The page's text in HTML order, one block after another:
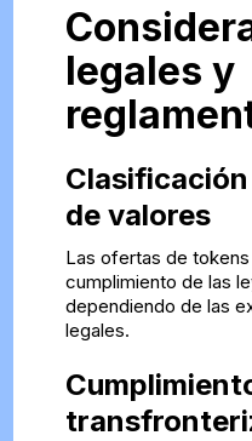
legales y
de valores
Las ofertas de
cumplimiento de las
dependiendo de las
legales.